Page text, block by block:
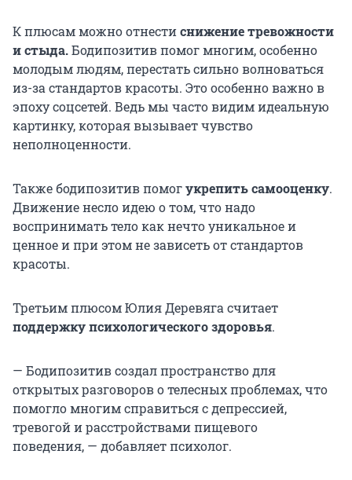
К плюсам можно отнестиснижение тревожности
и стыда.Бодипозитив помог многим, особенно
молодым людям, перестать сильно волноваться
из-за стандартов красоты. Это особенно важно в
эпоху соцсетей. Ведь мы часто видим идеальную
картинку, которая вызывает чувство
неполноценности.
Также бодипозитив помогукрепить самооценку.
Движение несло идею о том, что надо
воспринимать тело как нечто уникальное и
ценное и при этом не зависеть от стандартов
красоты.
Третьим плюсом Юлия Деревяга считает
поддержку психологического здоровья.
— Бодипозитив создал пространство для
открытых разговоров о телесных проблемах, что
помогло многим справиться с депрессией,
тревогой и расстройствами пищевого
поведения, — добавляет психолог.